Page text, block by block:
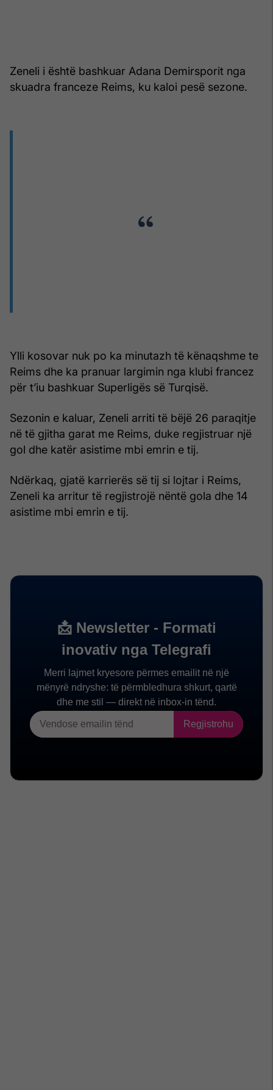
Zeneli i është bashkuar Adana Demirsporit nga
skuadra franceze Reims, ku kaloi pesë sezone.
Ylli kosovar nuk po ka minutazh të kënaqshme te
Reims dhe ka pranuar largimin nga klubi francez
për t’iu bashkuar Superligës së Turqisë.
Sezonin e kaluar, Zeneli arriti të bëjë 26 paraqitje
në të gjitha garat me Reims, duke regjistruar një
gol dhe katër asistime mbi emrin e tij.
Ndërkaq, gjatë karrierës së tij si lojtar i Reims,
Zeneli ka arritur të regjistrojë nëntë gola dhe 14
asistime mbi emrin e tij.